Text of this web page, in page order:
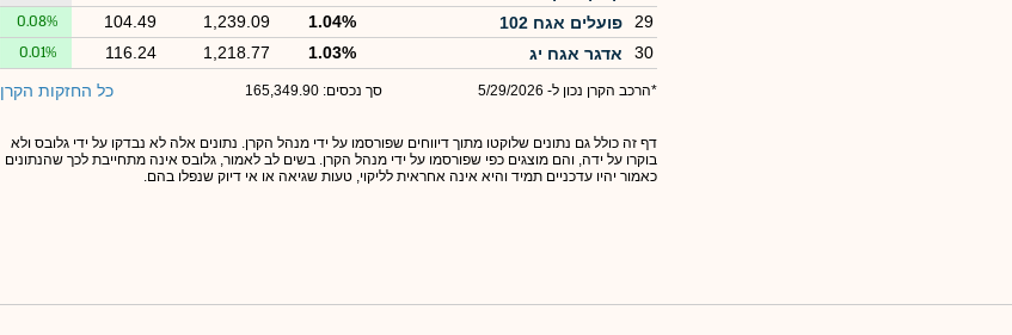
29
פועלים אגח 102 1.04%
1,239.09
104.49
0.08%
30
אדגר אגח יג 1.03%
1,218.77
116.24
0.01%
*הרכב הקרן נכון ל- 5/29/2026 סך נכסים: 165,349.90 כל החזקות הקרן
דף זה כולל גם נתונים שלוקטו מתוך דיווחים שפורסמו על ידי מנהל הקרן. נתונים אלה לא נבדקו על ידי גלובס ולא
בוקרו על ידה, והם מוצגים כפי שפורסמו על ידי מנהל הקרן. בשים לב לאמור, גלובס אינה מתחייבת לכך שהנתונים
כאמור יהיו עדכניים תמיד והיא אינה אחראית לליקוי, טעות שגיאה או אי דיוק שנפלו בהם.